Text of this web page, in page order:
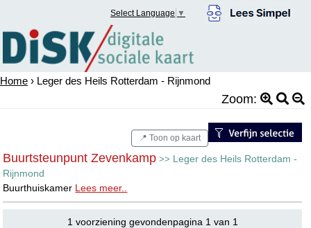
Select Language ▼
Home › Leger des Heils Rotterdam - Rijnmond
Zoom:
📍 Toon op kaart
Buurtsteunpunt Zevenkamp >> Leger des Heils Rotterdam -
Rijnmond
Buurthuiskamer Lees meer..
1 voorziening gevondenpagina 1 van 1